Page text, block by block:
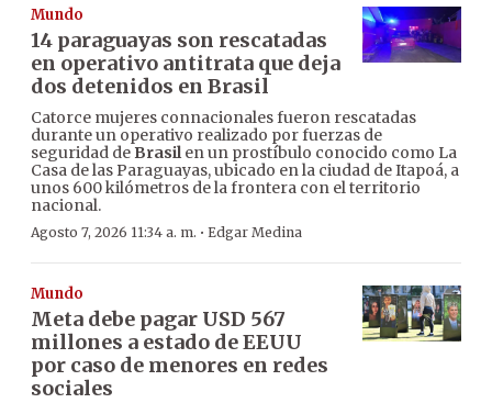
Mundo
14 paraguayas son rescatadas
en operativo antitrata que deja
dos detenidos en Brasil
Catorce mujeres connacionales fueron rescatadas
durante un operativo realizado por fuerzas de
seguridad de Brasilen un prostíbulo conocido como La
Casa de las Paraguayas, ubicado en la ciudad de Itapoá, a
unos 600 kilómetros de la frontera con el territorio
nacional.
Agosto 7, 2026 11:34 a. m. · Edgar Medina
Mundo
Meta debe pagar USD 567
millones a estado de EEUU
por caso de menores en redes
sociales